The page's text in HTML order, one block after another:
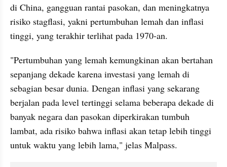
di China, gangguan rantai pasokan, dan meningkatnya
risiko stagflasi, yakni pertumbuhan lemah dan inflasi
tinggi, yang terakhir terlihat pada 1970-an.
"Pertumbuhan yang lemah kemungkinan akan bertahan
sepanjang dekade karena investasi yang lemah di
sebagian besar dunia. Dengan inflasi yang sekarang
berjalan pada level tertinggi selama beberapa dekade di
banyak negara dan pasokan diperkirakan tumbuh
lambat, ada risiko bahwa inflasi akan tetap lebih tinggi
untuk waktu yang lebih lama," jelas Malpass.